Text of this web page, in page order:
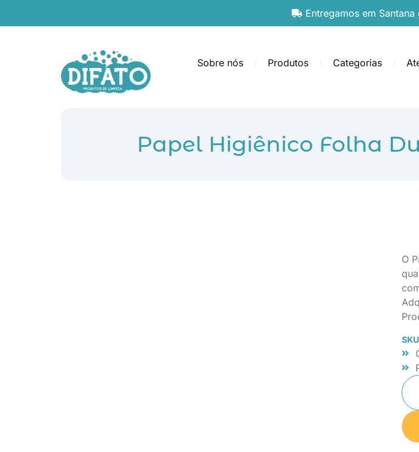
Entregamos em
Sobre nós Produtos Categorias
Papel Higiênico Folha
O